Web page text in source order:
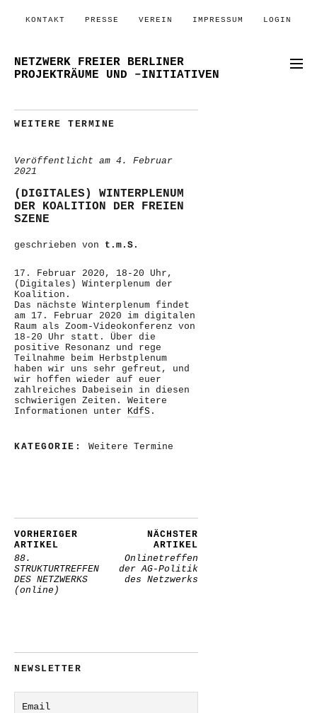
KONTAKT PRESSE VEREIN IMPRESSUM LOGIN
NETZWERK FREIER BERLINER
PROJEKTRÄUME UND –INITIATIVEN
WEITERE TERMINE
Veröffentlicht am 4. Februar
2021
(DIGITALES) WINTERPLENUM
DER KOALITION DER FREIEN
SZENE
geschrieben von t.m.S.
17. Februar 2020, 18-20 Uhr,
(Digitales) Winterplenum der
Koalition.
Das nächste Winterplenum findet
am 17. Februar 2020 im digitalen
Raum als Zoom-Videokonferenz von
18-20 Uhr statt. Über die
positive Resonanz und rege
Teilnahme beim Herbstplenum
haben wir uns sehr gefreut, und
wir hoffen wieder auf euer
zahlreiches Dabeisein in diesen
schwierigen Zeiten. Weitere
Informationen unter KdfS .
KATEGORIE: Weitere Termine
VORHERIGER
ARTIKEL
88.
STRUKTURTREFFEN
DES NETZWERKS
(online)
NÄCHSTER
ARTIKEL
Onlinetreffen
der AG-Politik
des Netzwerks
NEWSLETTER